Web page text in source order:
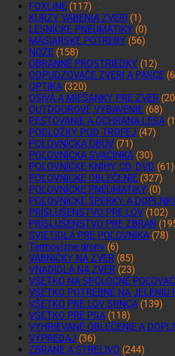
FOXLINE (117)
KURZY VÁBENIA ZVERI (1)
LESNÍCKE PNEUMATIKY (0)
MÄSIARSKE POTREBY (56)
NOŽE (158)
OBRANNÉ PROSTRIEDKY (12)
ODPUDZOVAČE ZVERI A PASCE
OPTIKA (320)
OSIVÁ A MIEŠANKY PRE ZVER
OUTDOOROVÉ VYBAVENIE (68)
PESTOVANIE A OCHRANA LESA
PODLOŽKY POD TROFEJ (47)
POĽOVNÍCKA OBUV (71)
POĽOVNÍCKA SVAČINKA (30)
POĽOVNÍCKE KNIHY, CD, DVD (61)
POĽOVNÍCKE OBLEČENIE (327)
POĽOVNÍCKE PNEUMATIKY (0)
POĽOVNÍCKE ŠPERKY A
PRÍSLUŠENSTVO PRE LOV (102)
PRÍSLUŠENSTVO PRE ZBRAŇ
SVIETIDLÁ PRE POĽOVNÍKA (78)
Termovízne drony (6)
VÁBNIČKY NA ZVER (85)
VNADIDLÁ NA ZVER (23)
VŠETKO NA SPOLOČNÉ
VŠETKO POTREBNÉ NA JELENIU
VŠETKO PRE LOV SRNCA (139)
VŠETKO PRE PSA (118)
VYHRIEVANÉ OBLEČENIE A
VÝPREDAJ (36)
ZBRANE A STRELIVO (244)